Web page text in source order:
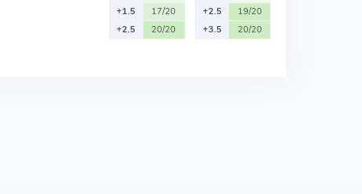
+1.5
17/20
+2.5
20/20
+2.5
19/20
+3.5
20/20